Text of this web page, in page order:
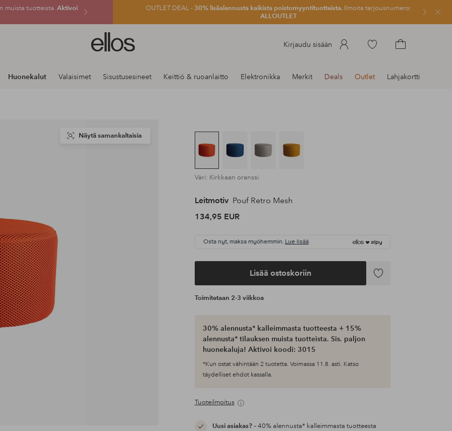
muista tuotteista. Aktivoi
OUTLET DEAL -30% lisäalennusta kaikista poistomyyntituotteista.Ilmoita tarjousnumero:
ALLOUTLET
Sulje
Ellos-
logo
siirry
Kirjaudu sisään
Siirry
Huonekalut Valaisimet Sisustusesineet Keittiö & ruoanlaitto Elektronikka Merkit Deals Outlet Lahjakortti
Näytä samankaltaisia
Väri: Kirkkaan oranssi
Leitmotiv Pouf Retro Mesh
134,95 EUR
Osta nyt, maksa myöhemmin. Lue lisää
Lisää ostoskoriin
Lisää
Toimitetaan 2-3 viikkoa
30% alennusta* kalleimmasta tuotteesta + 15%
alennusta* tilauksen muista tuotteista. Sis. paljon
huonekaluja! Aktivoi koodi: 3015
*Kun ostat vähintään 2 tuotetta. Voimassa 11.8. asti. Katso
täydelliset ehdot kassalla.
Tuoteilmoitus
Uusi asiakas?– 40% alennusta* kalleimmasta tuotteesta